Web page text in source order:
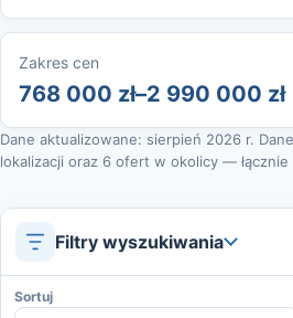
Zakres cen
768 000 zł–2 990 000 zł
Dane aktualizowane: sierpień 2026 r.
lokalizacji oraz 6 ofert w okolicy —
Filtry wyszukiwania
Sortuj